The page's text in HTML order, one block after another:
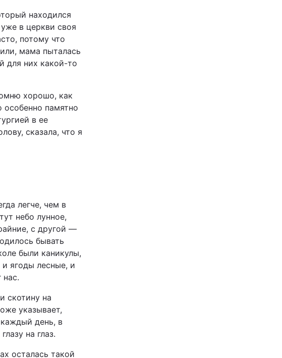
находился
в церкви своя
потому что
мама пыталась
для них какой-то
хорошо, как
особенно памятно
в ее
сказала, что я
легче, чем в
небо лунное,
с другой —
бывать
были каникулы,
ягоды лесные, и
нас.
скотину на
указывает,
день, в
на глаз.
осталась такой